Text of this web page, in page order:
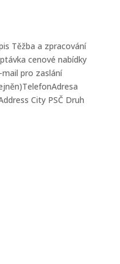
Těžba a zpracování
cenové nabídky
pro zaslání
City PSČ Druh